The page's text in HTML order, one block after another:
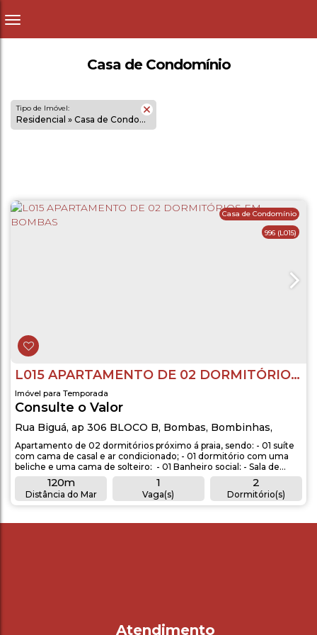
Casa de Condomínio
Tipo de Imóvel:
Residencial » Casa de Condomínio
996 (L015)
Casa de Condomínio
L015 APARTAMENTO DE 02 DORMITÓRIOS EM BOMBAS
Consulte o Valor
Imóvel para Temporada
Rua Biguá, ap 306 BLOCO B, Bombas, Bombinhas,
2
Dormitório(s)
2 1 1
1
Vaga(s)
120m
Distância do Mar
Apartamento de 02 dormitórios próximo á praia, sendo: - 01 suíte
com cama de casal e ar condicionado; - 01 dormitório com uma
beliche e uma cama de solteiro; - 01 Banheiro social; - Sala de
estar com TV e parabólica; - Cozinha completa com utensílios; -
Lavanderia com máquina de lavar roupas; - Varanda com
churrasqueira. OBSERVAÇÕES: - Acomodação para 05 pessoas; -
01 vaga de...